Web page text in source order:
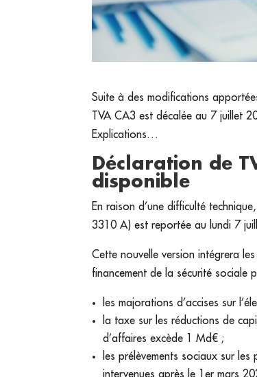
Suite à des modifications
TVA CA3 est décalée au 7 juillet
Explications…
Déclaration de
disponible
En raison d’une difficulté
3310 A) est reportée au lundi 7
Cette nouvelle version intégrera
financement de la sécurité sociale
les majorations d’accises sur
la taxe sur les réductions de
d’affaires excède 1 Md€ ;
les prélèvements sociaux sur
intervenues après le 1er mars